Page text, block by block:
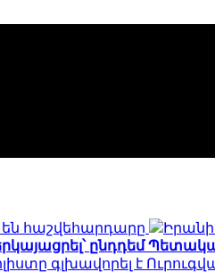
են հաշվեհարդարը
Իրանի
ընդդեմ
գլխավորել է